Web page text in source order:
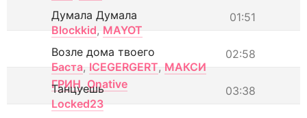
01:51
Думала Думала
Blockkid, MAYOT
02:58
Возле дома твоего
Баста, ICEGERGERT, МАКСИ
ГРИН, Onative 03:38
Танцуешь
Locked23